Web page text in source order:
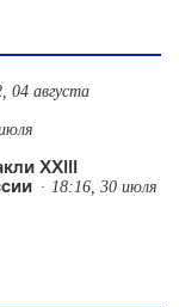
04 августа
XXIII
18:16, 30 июля